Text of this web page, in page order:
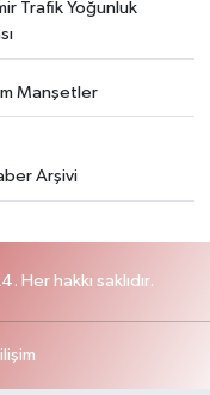
Trafik Yoğunluk
Manşetler
Arşivi
hakkı saklıdır.